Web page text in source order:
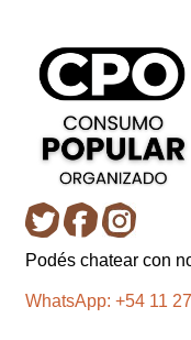
navegación
contenido
Inicio
Carro
Podés chatear con
WhatsApp: +54 11